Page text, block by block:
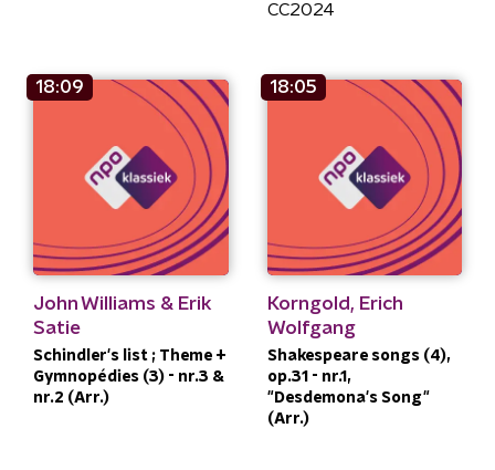
CC2024
18:09
John Williams & Erik
Satie
Schindler's list ; Theme +
Gymnopédies (3) - nr.3 &
nr.2 (Arr.)
18:05
Korngold, Erich
Wolfgang
Shakespeare songs (4),
op.31 - nr.1,
"Desdemona's Song"
(Arr.)